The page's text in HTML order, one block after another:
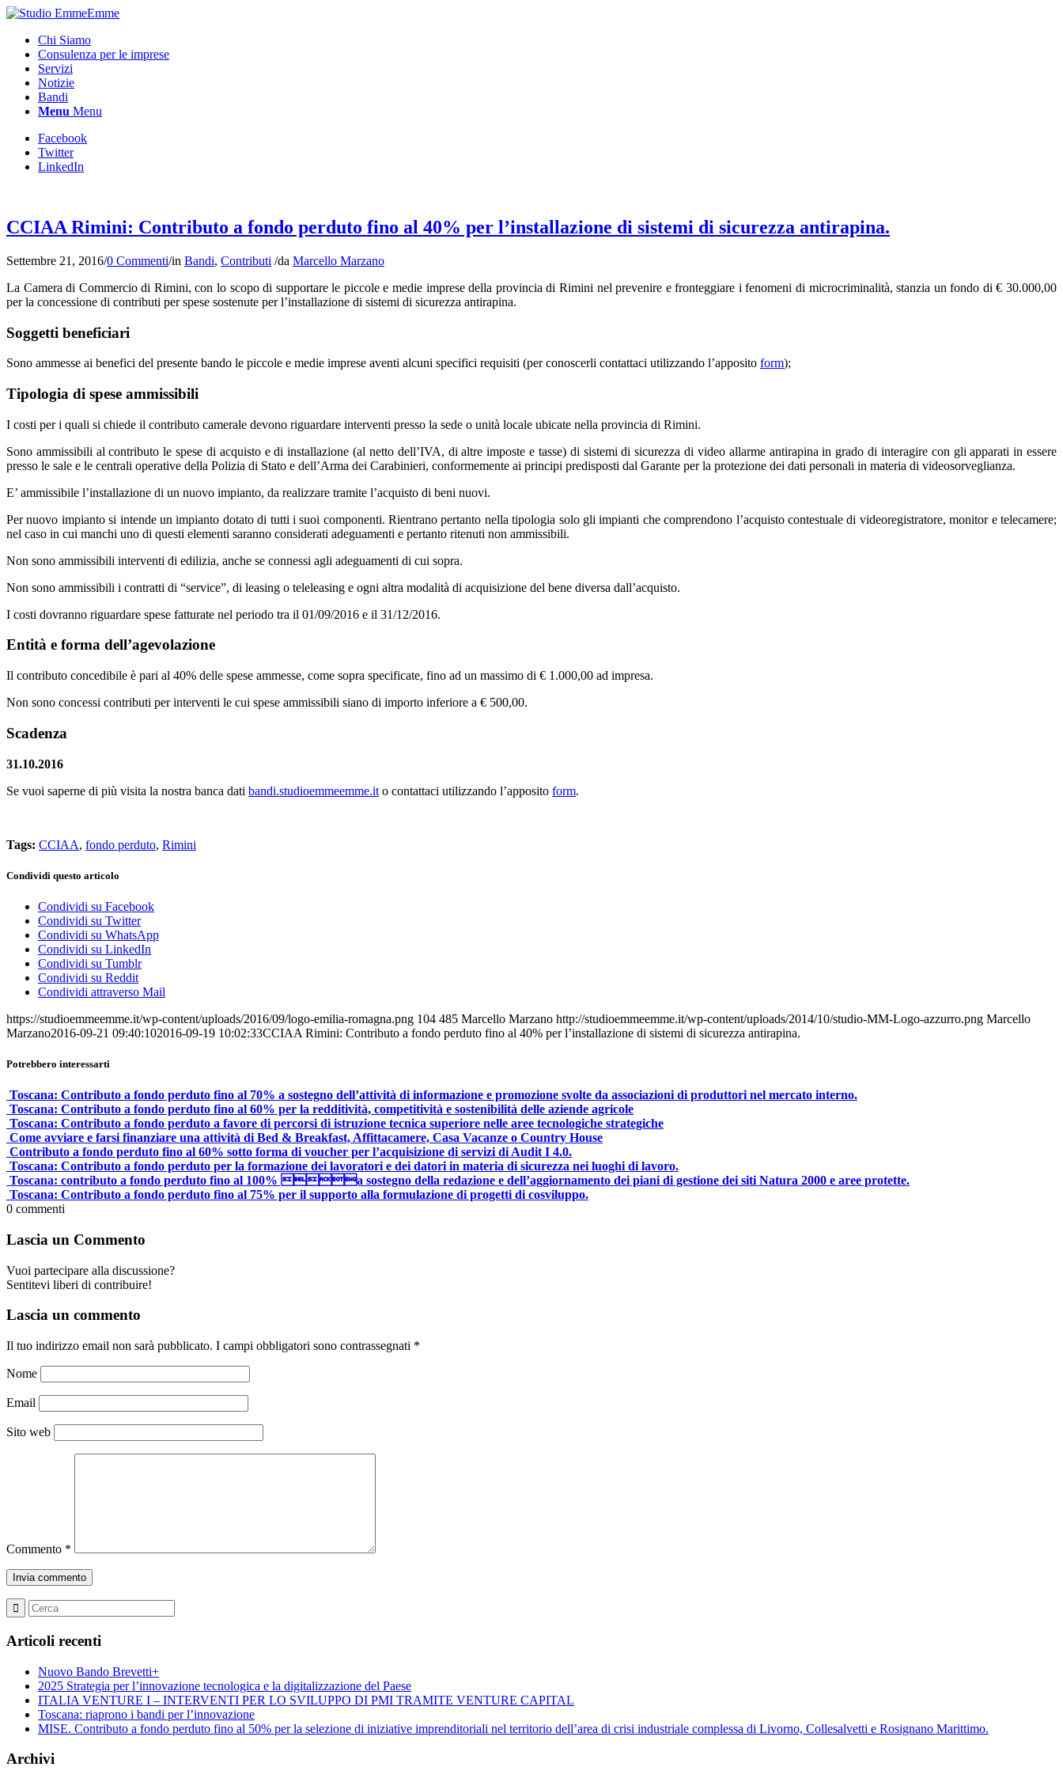
Chi Siamo
Consulenza per le imprese
Servizi
Notizie
Bandi
Menu Menu
Facebook
Twitter
LinkedIn
CCIAA Rimini: Contributo a fondo perduto fino al 40% per l’installazione di sistemi di sicurezza antirapina.
Settembre 21, 2016/0 Commenti/in Bandi, Contributi /da Marcello Marzano
La Camera di Commercio di Rimini, con lo scopo di supportare le piccole e medie imprese della provincia di Rimini nel prevenire e fronteggiare i fenomeni di microcriminalità, stanzia un fondo di € 30.000,00
per la concessione di contributi per spese sostenute per l’installazione di sistemi di sicurezza antirapina.
Soggetti beneficiari
Sono ammesse ai benefici del presente bando le piccole e medie imprese aventi alcuni specifici requisiti (per conoscerli contattaci utilizzando l’apposito form);
Tipologia di spese ammissibili
I costi per i quali si chiede il contributo camerale devono riguardare interventi presso la sede o unità locale ubicate nella provincia di Rimini.
Sono ammissibili al contributo le spese di acquisto e di installazione (al netto dell’IVA, di altre imposte e tasse) di sistemi di sicurezza di video allarme antirapina in grado di interagire con gli apparati in essere
presso le sale e le centrali operative della Polizia di Stato e dell’Arma dei Carabinieri, conformemente ai principi predisposti dal Garante per la protezione dei dati personali in materia di videosorveglianza.
E’ ammissibile l’installazione di un nuovo impianto, da realizzare tramite l’acquisto di beni nuovi.
Per nuovo impianto si intende un impianto dotato di tutti i suoi componenti. Rientrano pertanto nella tipologia solo gli impianti che comprendono l’acquisto contestuale di videoregistratore, monitor e telecamere;
nel caso in cui manchi uno di questi elementi saranno considerati adeguamenti e pertanto ritenuti non ammissibili.
Non sono ammissibili interventi di edilizia, anche se connessi agli adeguamenti di cui sopra.
Non sono ammissibili i contratti di “service”, di leasing o teleleasing e ogni altra modalità di acquisizione del bene diversa dall’acquisto.
I costi dovranno riguardare spese fatturate nel periodo tra il 01/09/2016 e il 31/12/2016.
Entità e forma dell’agevolazione
Il contributo concedibile è pari al 40% delle spese ammesse, come sopra specificate, fino ad un massimo di € 1.000,00 ad impresa.
Non sono concessi contributi per interventi le cui spese ammissibili siano di importo inferiore a € 500,00.
Scadenza
31.10.2016
Se vuoi saperne di più visita la nostra banca dati bandi.studioemmeemme.it o contattaci utilizzando l’apposito form.
Tags: CCIAA, fondo perduto, Rimini
Condividi questo articolo
Condividi su Facebook
Condividi su Twitter
Condividi su WhatsApp
Condividi su LinkedIn
Condividi su Tumblr
Condividi su Reddit
Condividi attraverso Mail
https://studioemmeemme.it/wp-content/uploads/2016/09/logo-emilia-romagna.png 104 485 Marcello Marzano http://studioemmeemme.it/wp-content/uploads/2014/10/studio-MM-Logo-azzurro.png Marcello
Marzano2016-09-21 09:40:102016-09-19 10:02:33CCIAA Rimini: Contributo a fondo perduto fino al 40% per l’installazione di sistemi di sicurezza antirapina.
Potrebbero interessarti
Toscana: Contributo a fondo perduto fino al 70% a sostegno dell’attività di informazione e promozione svolte da associazioni di produttori nel mercato interno.
Toscana: Contributo a fondo perduto fino al 60% per la redditività, competitività e sostenibilità delle aziende agricole
Toscana: Contributo a fondo perduto a favore di percorsi di istruzione tecnica superiore nelle aree tecnologiche strategiche
Come avviare e farsi finanziare una attività di Bed & Breakfast, Affittacamere, Casa Vacanze o Country House
Contributo a fondo perduto fino al 60% sotto forma di voucher per l’acquisizione di servizi di Audit I 4.0.
Toscana: Contributo a fondo perduto per la formazione dei lavoratori e dei datori in materia di sicurezza nei luoghi di lavoro.
Toscana: contributo a fondo perduto fino al 100% a sostegno della redazione e dell’aggiornamento dei piani di gestione dei siti Natura 2000 e aree protette.
Toscana: Contributo a fondo perduto fino al 75% per il supporto alla formulazione di progetti di cosviluppo.
0 commenti
Lascia un Commento
Vuoi partecipare alla discussione?
Sentitevi liberi di contribuire!
Lascia un commento
Il tuo indirizzo email non sarà pubblicato. I campi obbligatori sono contrassegnati *
Nome
Email
Sito web
Commento *
Articoli recenti
Nuovo Bando Brevetti+
2025 Strategia per l’innovazione tecnologica e la digitalizzazione del Paese
ITALIA VENTURE I – INTERVENTI PER LO SVILUPPO DI PMI TRAMITE VENTURE CAPITAL
Toscana: riaprono i bandi per l’innovazione
MISE. Contributo a fondo perduto fino al 50% per la selezione di iniziative imprenditoriali nel territorio dell’area di crisi industriale complessa di Livorno, Collesalvetti e Rosignano Marittimo.
Archivi